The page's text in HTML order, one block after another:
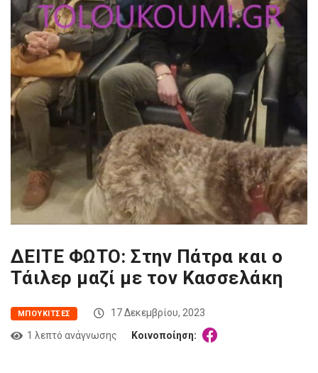
ΔΕΙΤΕ ΦΩΤΟ: Στην Πάτρα και ο
Τάιλερ μαζί με τον Κασσελάκη
MΠΟΥΚΊΤΣΕΣ
17 Δεκεμβρίου, 2023
1 λεπτό ανάγνωσης
Κοινοποίηση: